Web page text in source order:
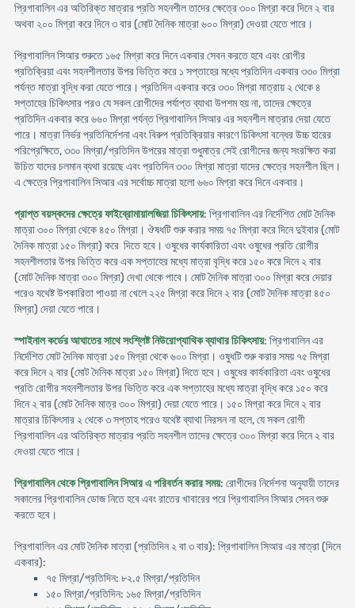
প্রিগাবালিন এর অতিরিক্ত মাত্রার প্রতি সহনশীল তাদের ক্ষেত্রে ৩০০ মিগ্রা করে দিনে ২ বার
অথবা ২০০ মিগ্রা করে দিনে ৩ বার (মোট দৈনিক মাত্রা ৬০০ মিগ্রা) দেওয়া যেতে পারে।
প্রিগাবালিন সিআর শুরুতে ১৬৫ মিগ্রা করে দিনে একবার সেবন করতে হবে এবং রোগীর
প্রতিক্রিয়া এবং সহনশীলতার উপর ভিত্তি করে ১ সপ্তাহের মধ্যে প্রতিদিন একবার ৩৩০ মিগ্রা
পর্যন্ত মাত্রা বৃদ্ধি করা যেতে পারে। প্রতিদিন একবার করে ৩৩০ মিগ্রা মাত্রায় ২ থেকে ৪
সপ্তাহের চিকিৎসার পরও যে সকল রোগীদের পর্যাপ্ত ব্যাথা উপশম হয় না, তাদের ক্ষেত্রে
প্রতিদিন একবার করে ৬৬০ মিগ্রা পর্যন্ত প্রিগাবালিন সিআর এর সহনশীল মাত্রার দেয়া যেতে
পারে। মাত্রা নির্ভর প্রতিনির্দেশনা এবং বিরুপ প্রতিক্রিয়ার কারণে চিকিৎসা বন্ধের উচ্চ হারের
পরিপ্রেক্ষিতে, ৩৩০ মিগ্রা/প্রতিদিন উপরের মাত্রা শুধুমাত্র সেই রোগীদের জন্য সংরক্ষিত করা
উচিত যাদের চলমান ব্যথা রয়েছে এবং প্রতিদিন ৩৩০ মিগ্রা মাত্রা যাদের ক্ষেত্রে সহনশীল ছিল।
এ ক্ষেত্রে প্রিগাবালিন সিআর এর সর্বোচ্চ মাত্রা হলো ৬৬০ মিগ্রা করে দিনে একবার।
প্রাপ্ত বয়স্কদের ক্ষেত্রে ফাইব্রোমায়ালজিয়া চিকিৎসায়: প্রিগাবালিন এর নির্দেশিত মোট দৈনিক
মাত্রা ৩০০ মিগ্রা থেকে ৪৫০ মিগ্রা। ঔষধটি শুরু করার সময় ৭৫ মিগ্রা করে দিনে দুইবার (মোট
দৈনিক মাত্রা ১৫০ মিগ্রা) করে দিতে হবে। ওষুধের কার্যকারিতা এবং ওষুধের প্রতি রোগীর
সহনশীলতার উপর ভিত্তি করে এক সপ্তাহের মধ্যে মাত্রা বৃদ্ধি করে ১৫০ করে দিনে ২ বার
(মোট দৈনিক মাত্রা ৩০০ মিগ্রা) দেখা থেকে পাবে। মোট দৈনিক মাত্রা ৩০০ মিগ্রা করে দেয়ার
পরেও যথেষ্ট উপকারিতা পাওয়া না খেলে ২২৫ মিগ্রা করে দিনে ২ বার (মোট দৈনিক মাত্রা ৪৫০
মিগ্রা) দেয়া যেতে পারে।
স্পাইনাল কর্ডের আঘাতের সাথে সংশ্লিষ্ট নিউরোপ্যাথিক ব্যাথার চিকিৎসায়: প্রিগাবালিন এর
নির্দেশিত মোট দৈনিক মাত্রা ১৫০ মিগ্রা থেকে ৬০০ মিগ্রা। ওষুধটি শুরু করার সময় ৭৫ মিগ্রা
করে দিনে ২ বার (মোট দৈনিক মাত্রা ১৫০ মিগ্রা) দিতে হবে। ওষুধের কার্যকারিতা এবং ওষুধের
প্রতি রোগীর সহনশীলতার উপর ভিত্তি করে এক সপ্তাহের মধ্যে মাত্রা বৃদ্ধি করে ১৫০ করে
দিনে ২ বার (মোট দৈনিক মাত্র ৩০০ মিগ্রা) দেয়া যেতে পারে। ১৫০ মিগ্রা করে দিনে ২ বার
মাত্রার চিকিৎসার ২ থেকে ৩ সপ্তাহ পরেও যথেষ্ট ব্যাথা নিরসন না হলে, যে সকল রোগী
প্রিগাবালিন এর অতিরিক্ত মাত্রার প্রতি সহনশীল তাদের ক্ষেত্রে ৩০০ মিগ্রা করে দিনে ২ বার
দেওয়া যেতে পারে।
প্রিগাবালিন থেকে প্রিগাবালিন সিআর এ পরিবর্তন করার সময়: রোগীদের নির্দেশনা অনুযায়ী তাদের
সকালের প্রিগাবালিন ডোজ নিতে হবে এবং রাতের খাবারের পরে প্রিগাবালিন সিআর সেবন শুরু
করতে হবে।
প্রিগাবালিন এর মোট দৈনিক মাত্রা (প্রতিদিন ২ বা ৩ বার): প্রিগাবালিন সিআর এর মাত্রা (দিনে
একবার):
৭৫ মিগ্রা/প্রতিদিন: ৮২.৫ মিগ্রা/প্রতিদিন
১৫০ মিগ্রা/প্রতিদিন: ১৬৫ মিগ্রা/প্রতিদিন